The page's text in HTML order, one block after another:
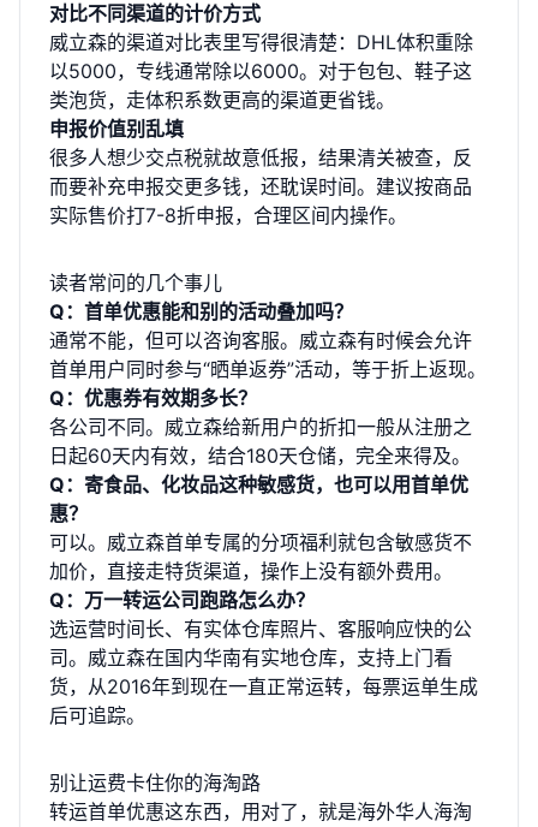
对比不同渠道的计价方式
威立森的渠道对比表里写得很清楚：DHL体积重除
以5000，专线通常除以6000。对于包包、鞋子这
类泡货，走体积系数更高的渠道更省钱。
申报价值别乱填
很多人想少交点税就故意低报，结果清关被查，反
而要补充申报交更多钱，还耽误时间。建议按商品
实际售价打7-8折申报，合理区间内操作。
读者常问的几个事儿
Q：首单优惠能和别的活动叠加吗？
通常不能，但可以咨询客服。威立森有时候会允许
首单用户同时参与“晒单返券”活动，等于折上返现。
Q：优惠券有效期多长？
各公司不同。威立森给新用户的折扣一般从注册之
日起60天内有效，结合180天仓储，完全来得及。
Q：寄食品、化妆品这种敏感货，也可以用首单优
惠？
可以。威立森首单专属的分项福利就包含敏感货不
加价，直接走特货渠道，操作上没有额外费用。
Q：万一转运公司跑路怎么办？
选运营时间长、有实体仓库照片、客服响应快的公
司。威立森在国内华南有实地仓库，支持上门看
货，从2016年到现在一直正常运转，每票运单生成
后可追踪。
别让运费卡住你的海淘路
转运首单优惠这东西，用对了，就是海外华人海淘